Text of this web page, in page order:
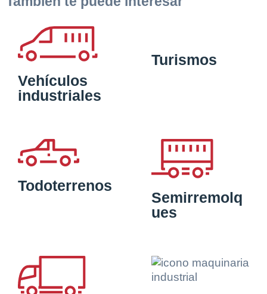
Vehículos
industriales
Turismos
Todoterrenos
Semirremolq
ues